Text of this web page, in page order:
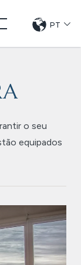
PT
o seu
equipados